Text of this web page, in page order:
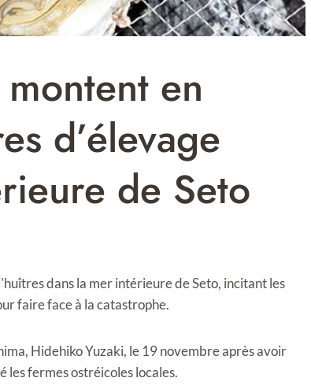
en
d’élevage
de Seto
dans la mer intérieure de Seto, incitant les
faire face à la catastrophe.
Hidehiko Yuzaki, le 19 novembre après avoir
les fermes ostréicoles locales.